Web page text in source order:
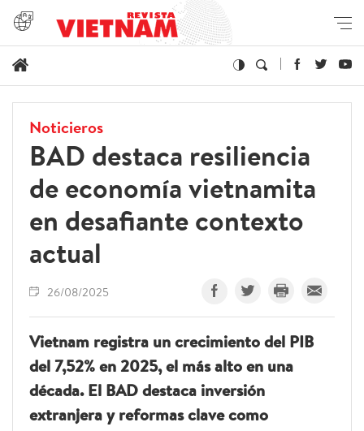
Noticieros
BAD destaca resiliencia
de economía vietnamita
en desafiante contexto
actual
26/08/2025
Vietnam registra un crecimiento del PIB
del 7,52% en 2025, el más alto en una
década. El BAD destaca inversión
extranjera y reformas clave como